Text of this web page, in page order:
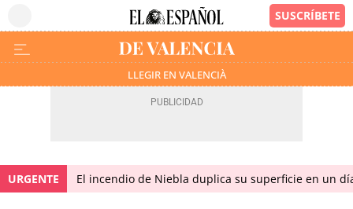
LLEGIR EN VALENCIÀ
URGENTE El incendio de Niebla duplica su superficie en un